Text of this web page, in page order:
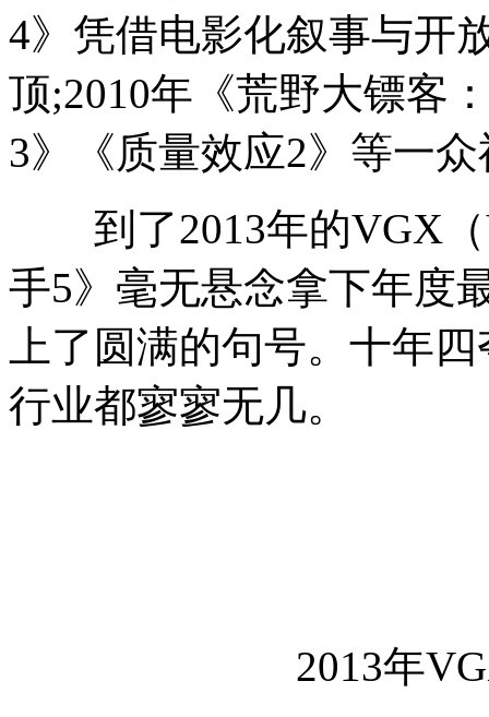
4》凭借电影化叙事与开
顶;2010年《荒野大镖客
3》《质量效应2》等一
到了2013年的VGX（
手5》毫无悬念拿下年度
上了圆满的句号。十年
行业都寥寥无几。
2013年